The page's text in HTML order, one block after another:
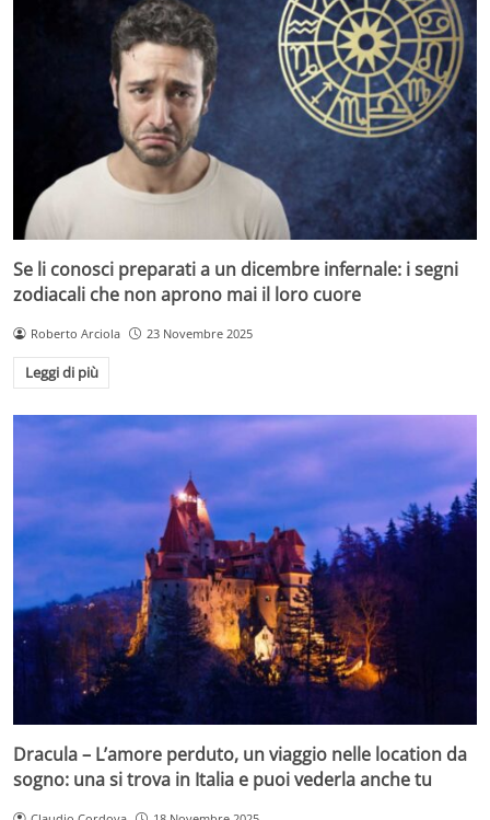
Se li conosci preparati a un dicembre infernale: i segni
zodiacali che non aprono mai il loro cuore
Roberto Arciola 23 Novembre 2025
Leggi di più
Dracula – L’amore perduto, un viaggio nelle location da
sogno: una si trova in Italia e puoi vederla anche tu